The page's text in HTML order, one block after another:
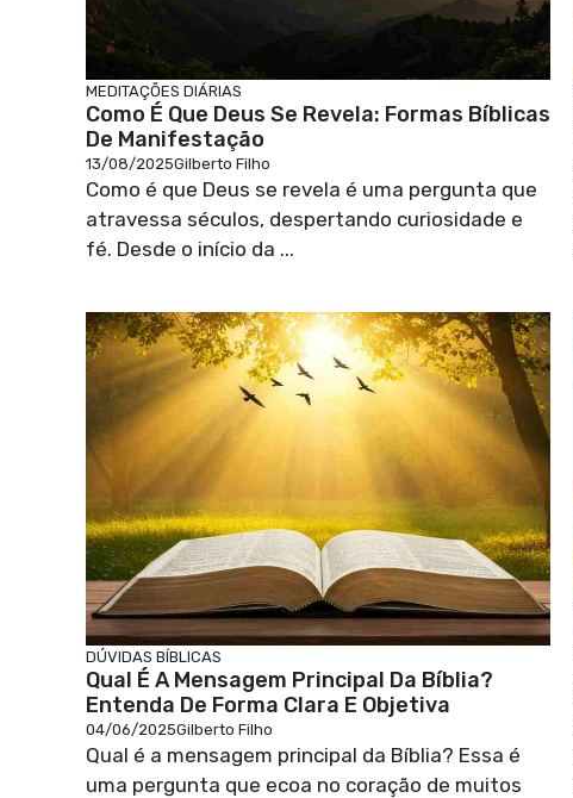
MEDITAÇÕES DIÁRIAS
Como É Que Deus Se Revela: Formas Bíblicas
De Manifestação
13/08/2025Gilberto Filho
Como é que Deus se revela é uma pergunta que
atravessa séculos, despertando curiosidade e
fé. Desde o início da ...
DÚVIDAS BÍBLICAS
Qual É A Mensagem Principal Da Bíblia?
Entenda De Forma Clara E Objetiva
04/06/2025Gilberto Filho
Qual é a mensagem principal da Bíblia? Essa é
uma pergunta que ecoa no coração de muitos